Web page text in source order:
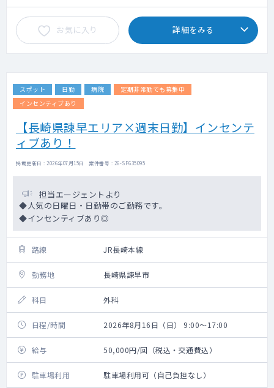
お気に入り 詳細をみる
スポット 日勤 病院
定期非常勤でも募集中
インセンティブあり
【長崎県諫早エリア×週末日勤】インセンテ
ィブあり！
掲載更新日 : 2026年07月15日 案件番号 : 26-SF635095
担当エージェントより
◆人気の日曜日・日勤帯のご勤務です。
◆インセンティブあり◎
路線 JR長崎本線
勤務地 長崎県諫早市
科目 外科
日程/時間 2026年8月16日（日） 9:00～17:00
給与 50,000円/回（税込・交通費込）
駐車場利用 駐車場利用可（自己負担なし）